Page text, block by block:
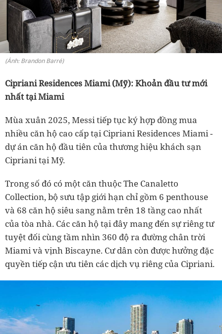
(Ảnh: Brandon Barré)
Cipriani Residences Miami (Mỹ): Khoản đầu tư mới
nhất tại Miami
Mùa xuân 2025, Messi tiếp tục ký hợp đồng mua
nhiều căn hộ cao cấp tại Cipriani Residences Miami -
dự án căn hộ đầu tiên của thương hiệu khách sạn
Cipriani tại Mỹ.
Trong số đó có một căn thuộc The Canaletto
Collection, bộ sưu tập giới hạn chỉ gồm 6 penthouse
và 68 căn hộ siêu sang nằm trên 18 tầng cao nhất
của tòa nhà. Các căn hộ tại đây mang đến sự riêng tư
tuyệt đối cùng tầm nhìn 360 độ ra đường chân trời
Miami và vịnh Biscayne. Cư dân còn được hưởng đặc
quyền tiếp cận ưu tiên các dịch vụ riêng của Cipriani.